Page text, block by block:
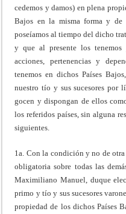
cedemos y damos) en plena
Bajos en la misma forma y de
poseíamos al tiempo del dicho
y que al presente los tenemos
acciones, pertenencias y
tenemos en dichos Países
nuestro tío y sus sucesores por
gocen y dispongan de ellos
los referidos países, sin alguna
siguientes.
1a. Con la condición y no de
obligatoria sobre todas las
Maximiliano Manuel, duque
primo y tío y sus sucesores
propiedad de los dichos Países